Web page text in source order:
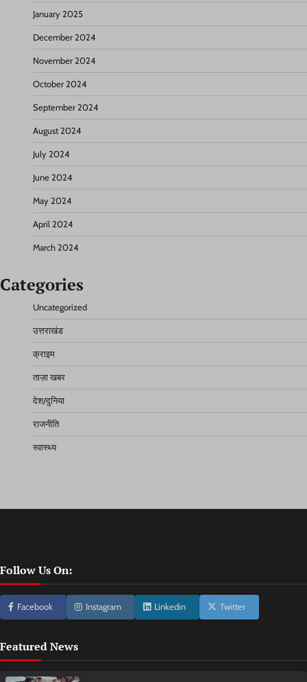
January 2025
December 2024
November 2024
October 2024
September 2024
August 2024
July 2024
June 2024
May 2024
April 2024
March 2024
Categories
Uncategorized
उत्तराखंड
क्राइम
ताज़ा खबर
देश/दुनिया
राजनीति
स्वास्थ्य
Follow Us On:
Facebook Instagram Linkedin Twitter
Featured News